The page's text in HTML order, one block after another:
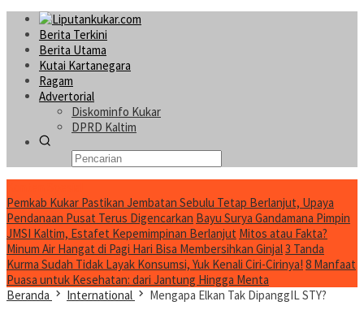
Berita Terkini
Berita Utama
Kutai Kartanegara
Ragam
Advertorial
Diskominfo Kukar
DPRD Kaltim
Pemkab Kukar Pastikan Jembatan Sebulu Tetap Berlanjut, Upaya
Pendanaan Pusat Terus Digencarkan Bayu Surya Gandamana Pimpin
JMSI Kaltim, Estafet Kepemimpinan Berlanjut Mitos atau Fakta?
Minum Air Hangat di Pagi Hari Bisa Membersihkan Ginjal3 Tanda
Kurma Sudah Tidak Layak Konsumsi, Yuk Kenali Ciri-Cirinya! 8 Manfaat
Puasa untuk Kesehatan: dari Jantung Hingga Menta
Beranda
International Mengapa Elkan Tak DipanggIL STY?